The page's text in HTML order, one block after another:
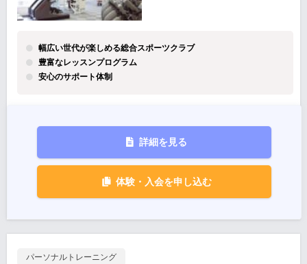
幅広い世代が楽しめる総合スポーツクラブ
豊富なレッスンプログラム
安心のサポート体制
詳細を見る
体験・入会を申し込む
パーソナルトレーニング